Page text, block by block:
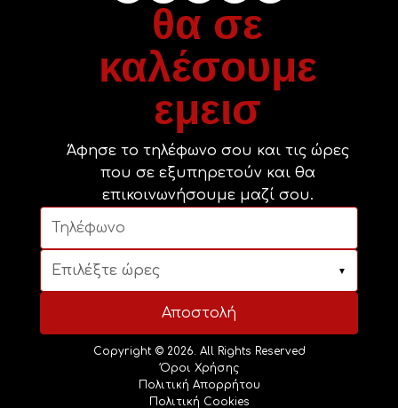
θα σε
καλέσουμε
εμεισ
Άφησε το τηλέφωνο σου και τις ώρες
που σε εξυπηρετούν και θα
επικοινωνήσουμε μαζί σου.
Επιλέξτε ώρες ▼
Αποστολή
Copyright © 2026. All Rights Reserved
Όροι Χρήσης
Πολιτική Απορρήτου
Πολιτική Cookies